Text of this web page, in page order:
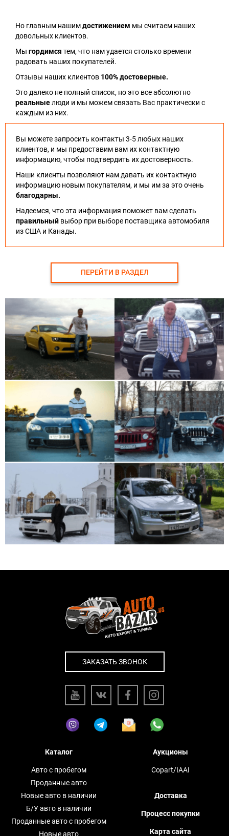
Но главным нашимдостижением мы считаем наших
довольных клиентов.
Мы гордимся тем, что нам удается столько времени
радовать наших покупателей.
Отзывы наших клиентов 100% достоверные.
Это далеко не полный список, но это все абсолютно
реальныелюди и мы можем связать Вас практически с
каждым из них.
Вы можете запросить контакты 3-5 любых наших
клиентов, и мы предоставим вам их контактную
информацию, чтобы подтвердить их достоверность.
Наши клиенты позволяют нам давать их контактную
информацию новым покупателям, и мы им за это очень
благодарны.
Надеемся, что эта информация поможет вам сделать
правильный выбор при выборе поставщика автомобиля
из США и Канады.
ПЕРЕЙТИ В РАЗДЕЛ
ЗАКАЗАТЬ ЗВОНОК
Каталог
Авто с пробегом
Проданные авто
Новые авто в наличии
Б/У авто в наличии
Проданные авто с пробегом
Новые авто
Аукционы
Copart/IAAI
Доставка
Процесс покупки
Карта сайта